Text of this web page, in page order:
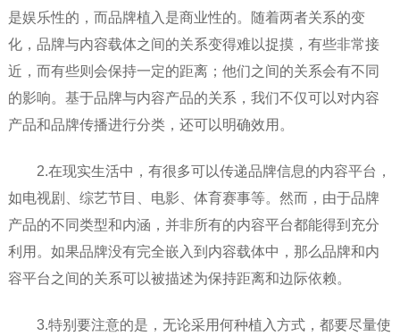
是娱乐性的，而品牌植入是商业性的。随着两者关系的变
化，品牌与内容载体之间的关系变得难以捉摸，有些非常接
近，而有些则会保持一定的距离；他们之间的关系会有不同
的影响。基于品牌与内容产品的关系，我们不仅可以对内容
产品和品牌传播进行分类，还可以明确效用。
2.在现实生活中，有很多可以传递品牌信息的内容平台，
如电视剧、综艺节目、电影、体育赛事等。然而，由于品牌
产品的不同类型和内涵，并非所有的内容平台都能得到充分
利用。如果品牌没有完全嵌入到内容载体中，那么品牌和内
容平台之间的关系可以被描述为保持距离和边际依赖。
3.特别要注意的是，无论采用何种植入方式，都要尽量使